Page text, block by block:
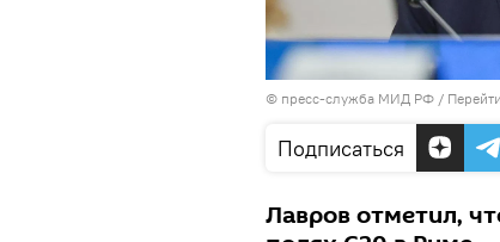
© пресс-служба МИД РФ /
Подписаться
Лавров отметил,